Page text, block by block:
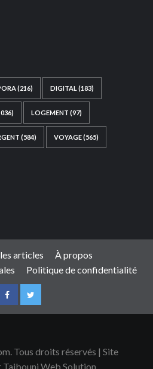
(216) DIGITAL (183)
LOGEMENT (97)
(584) VOYAGE(565)
articles
À propos
Politique de confidentialité
Tous droits réservés | Site
Taibouni Web Solution